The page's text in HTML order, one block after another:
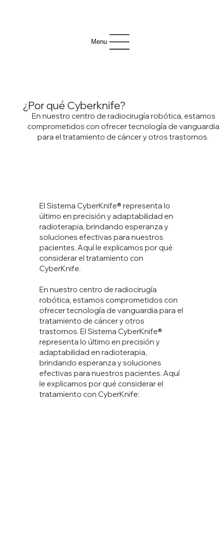
Menu
¿Por qué Cyberknife?
En nuestro centro de radiocirugía robótica, estamos
comprometidos con ofrecer tecnología de vanguardia
para el tratamiento de cáncer y otros trastornos.
El Sistema CyberKnife® representa lo
último en precisión y adaptabilidad en
radioterapia, brindando esperanza y
soluciones efectivas para nuestros
pacientes. Aquí le explicamos por qué
considerar el tratamiento con
CyberKnife.
En nuestro centro de radiocirugía
robótica, estamos comprometidos con
ofrecer tecnología de vanguardia para el
tratamiento de cáncer y otros
trastornos. El Sistema CyberKnife®
representa lo último en precisión y
adaptabilidad en radioterapia,
brindando esperanza y soluciones
efectivas para nuestros pacientes. Aquí
le explicamos por qué considerar el
tratamiento con CyberKnife: